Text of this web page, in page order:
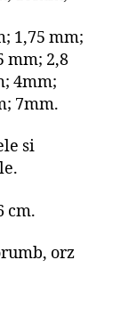
1,75 mm;
mm; 2,8
4mm;
7mm.
si
cm.
orz